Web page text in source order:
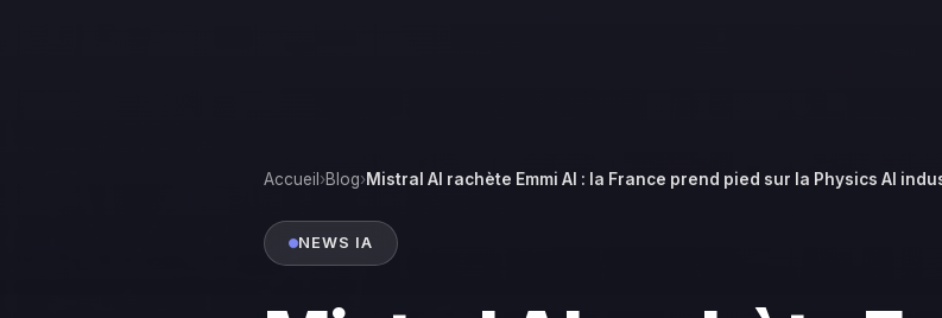
Accueil ›Blog›Mistral AI rachète Emmi AI : la France prend pied sur la Physics AI
NEWS IA